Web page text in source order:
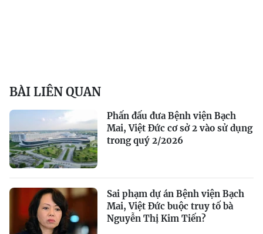
BÀI LIÊN QUAN
Phấn đấu đưa Bệnh viện Bạch
Mai, Việt Đức cơ sở 2 vào sử dụng
trong quý 2/2026
Sai phạm dự án Bệnh viện Bạch
Mai, Việt Đức buộc truy tố bà
Nguyễn Thị Kim Tiến?